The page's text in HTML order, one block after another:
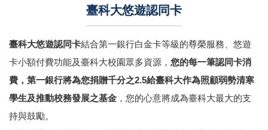
臺科大悠遊認同卡
臺科大悠遊認同卡結合第一銀行白金卡等級的尊榮服務、悠遊
卡小額付費功能及臺科大校園眾多資源， 您的每一筆認同卡消
費，第一銀行將為您捐贈千分之2.5給臺科大作為照顧弱勢清寒
學生及推動校務發展之基金 ，您的心意將成為臺科大最大的支
持與鼓勵。